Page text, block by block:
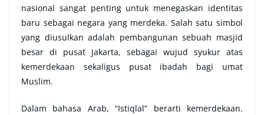
nasional sangat penting untuk menegaskan identitas
baru sebagai negara yang merdeka. Salah satu simbol
yang diusulkan adalah pembangunan sebuah masjid
besar di pusat Jakarta, sebagai wujud syukur atas
kemerdekaan sekaligus pusat ibadah bagi umat
Muslim.
Dalam bahasa Arab, “Istiqlal” berarti kemerdekaan.